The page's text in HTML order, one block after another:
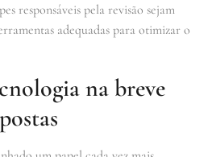
responsáveis pela revisão sejam
adequadas para otimizar o
na breve